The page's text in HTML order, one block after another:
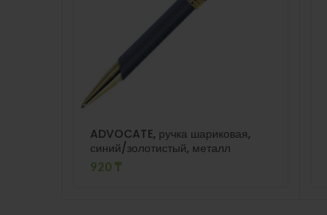
ADVOCATE, ручка шариковая,
синий/золотистый, металл
920 ₸